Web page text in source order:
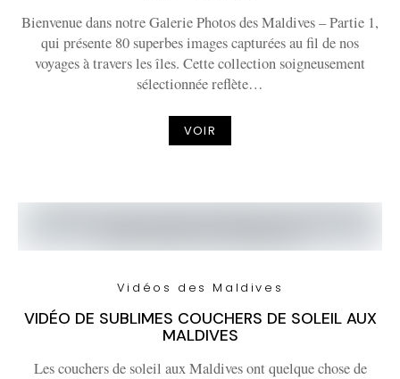
Bienvenue dans notre Galerie Photos des Maldives – Partie 1,
qui présente 80 superbes images capturées au fil de nos
voyages à travers les îles. Cette collection soigneusement
sélectionnée reflète…
VOIR
Vidéos des Maldives
VIDÉO DE SUBLIMES COUCHERS DE SOLEIL AUX
MALDIVES
Les couchers de soleil aux Maldives ont quelque chose de